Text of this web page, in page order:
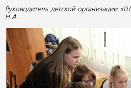
Руководитель детской организации
Н.А.